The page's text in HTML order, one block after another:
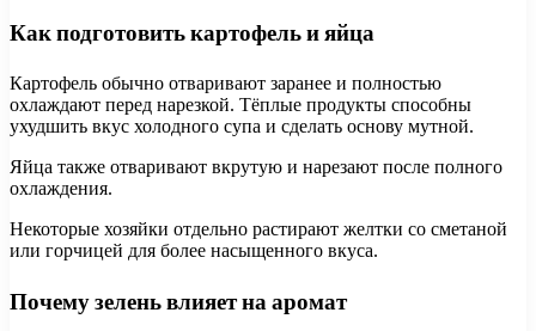
Как подготовить картофель и яйца
Картофель обычно отваривают заранее и полностью
охлаждают перед нарезкой. Тёплые продукты способны
ухудшить вкус холодного супа и сделать основу мутной.
Яйца также отваривают вкрутую и нарезают после полного
охлаждения.
Некоторые хозяйки отдельно растирают желтки со сметаной
или горчицей для более насыщенного вкуса.
Почему зелень влияет на аромат